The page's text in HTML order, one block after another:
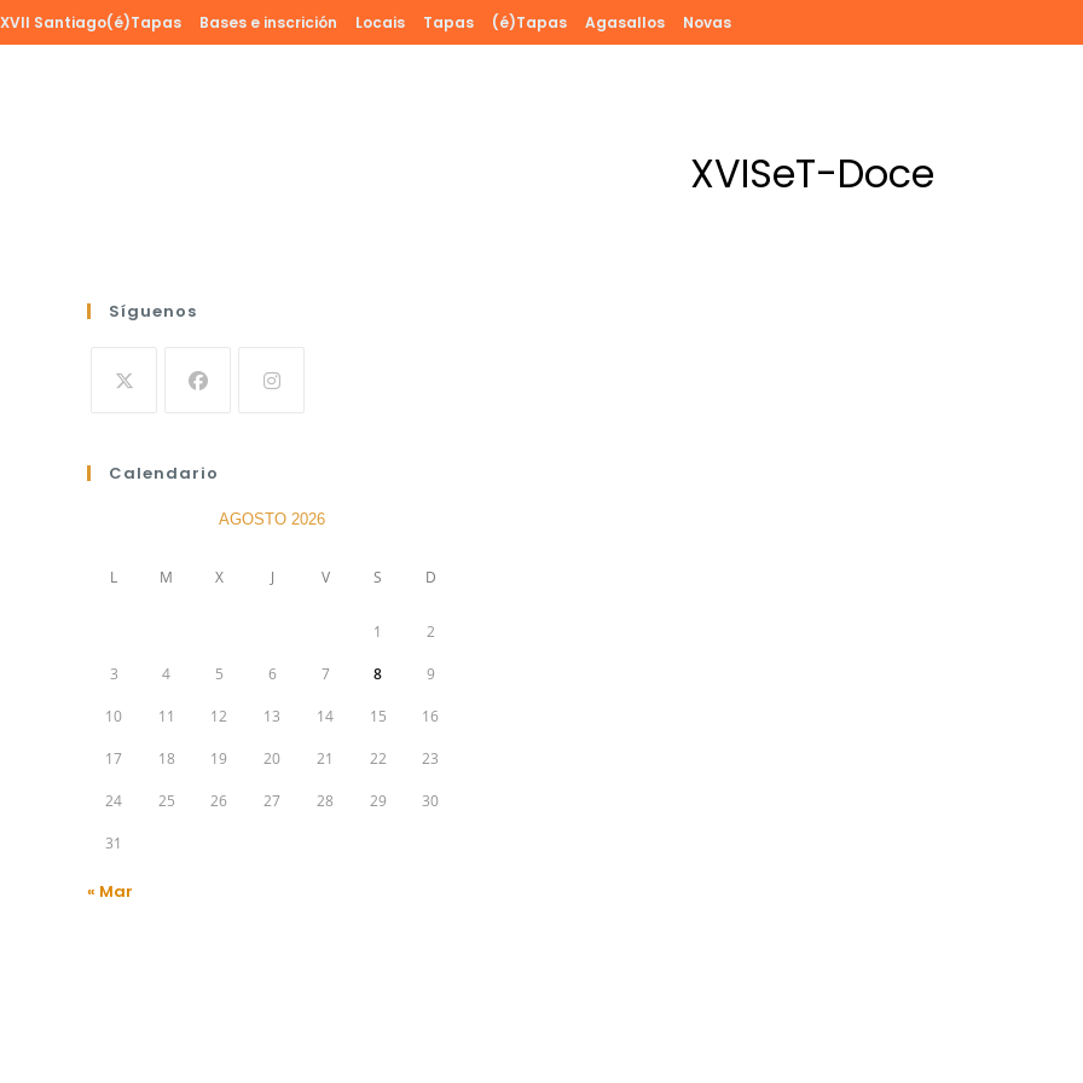
Ir
al
XVII Santiago(é)Tapas Bases e inscrición Locais Tapas (é)Tapas Agasallos Novas
XVISeT-Doce
Síguenos
Calendario
AGOSTO 2026
L M X J V S D
1 2
3 4 5 6 7 8 9
10 11 12 13 14 15 16
17 18 19 20 21 22 23
24 25 26 27 28 29 30
31
« Mar